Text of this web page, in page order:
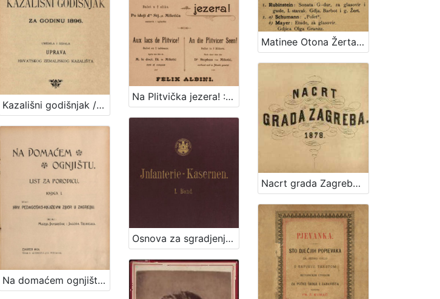
Kazališni godišnjak / uredila i izdala Uprava hrvatskog zemaljskog kazališta
Matinee Otona Žerta : dvorana "Kola", dne 5. srpnja 1891. : program
Na domaćem ognjištu : list za porodicu / uredile Marija Jambrišak i Jagoda Truhelka
Na Plitvička jezera! : balet u 2 slike : po ideji dra. Stj. pl Miletića = Aux lacs de Plitvice! : ballet en 2 tableaux : apres une idee de M. le doct. Et. de Miletić = An die Plitvicer Seen! : Bellet in 2 Bildern : nach einer Idee des Dr. Stephan von Miletić / sastavio i uglazbio Felix Albini
Nacrt grada Zagreba : 1878. / sastavio gradski gradjevni ured
Osnova za sgradjenje pješačke vojarne u Zagrebu = Entwurf für die in Agram zu erbauende Infanterie-Kasernen / izradjena po Franji Gruberu, Dragutinu Völckneru